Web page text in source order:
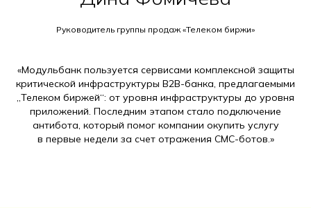
Руководитель группы продаж «Телеком биржи»
«Модульбанк пользуется сервисами комплексной защиты
критической инфраструктуры B2B-банка, предлагаемыми
„Телеком биржей“: от уровня инфраструктуры до уровня
приложений. Последним этапом стало подключение
антибота, который помог компании окупить услугу
в первые недели за счет отражения СМС-ботов.»